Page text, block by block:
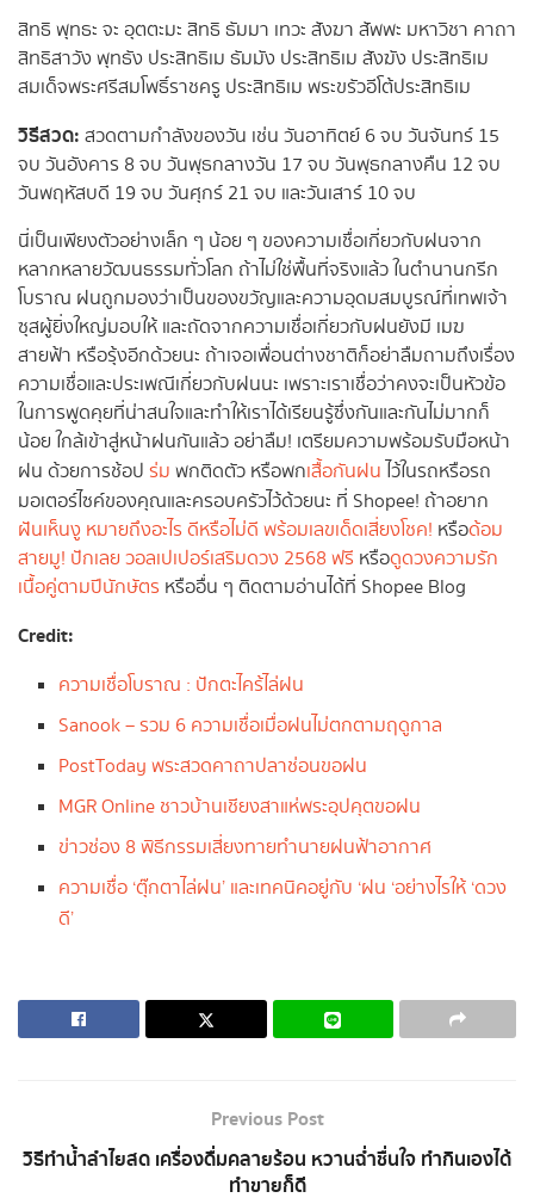
สิทธิ พุทธะ จะ อุตตะมะ สิทธิ ธัมมา เทวะ สังฆา สัพพะ มหาวิชา คาถา
สิทธิสาวัง พุทธัง ประสิทธิเม ธัมมัง ประสิทธิเม สังฆัง ประสิทธิเม
สมเด็จพระศรีสมโพธิ์ราชครู ประสิทธิเม พระขรัวอีโต้ประสิทธิเม
วิธีสวด: สวดตามกำลังของวัน เช่น วันอาทิตย์ 6 จบ วันจันทร์ 15
จบ วันอังคาร 8 จบ วันพุธกลางวัน 17 จบ วันพุธกลางคืน 12 จบ
วันพฤหัสบดี 19 จบ วันศุกร์ 21 จบ และวันเสาร์ 10 จบ
นี่เป็นเพียงตัวอย่างเล็ก ๆ น้อย ๆ ของความเชื่อเกี่ยวกับฝนจาก
หลากหลายวัฒนธรรมทั่วโลก ถ้าไม่ใช่พื้นที่จริงแล้ว ในตำนานกรีก
โบราณ ฝนถูกมองว่าเป็นของขวัญและความอุดมสมบูรณ์ที่เทพเจ้า
ซุสผู้ยิ่งใหญ่มอบให้ และถัดจากความเชื่อเกี่ยวกับฝนยังมี เมฆ
สายฟ้า หรือรุ้งอีกด้วยนะ ถ้าเจอเพื่อนต่างชาติก็อย่าลืมถามถึงเรื่อง
ความเชื่อและประเพณีเกี่ยวกับฝนนะ เพราะเราเชื่อว่าคงจะเป็นหัวข้อ
ในการพูดคุยที่น่าสนใจและทำให้เราได้เรียนรู้ซึ่งกันและกันไม่มากก็
น้อย ใกล้เข้าสู่หน้าฝนกันแล้ว อย่าลืม! เตรียมความพร้อมรับมือหน้า
ฝน ด้วยการช้อป ร่ม พกติดตัว หรือพกเสื้อกันฝน ไว้ในรถหรือรถ
มอเตอร์ไซค์ของคุณและครอบครัวไว้ด้วยนะ ที่ Shopee! ถ้าอยาก
ฝันเห็นงู หมายถึงอะไร ดีหรือไม่ดี พร้อมเลขเด็ดเสี่ยงโชค! หรือด้อม
สายมู! ปักเลย วอลเปเปอร์เสริมดวง 2568 ฟรี หรือดูดวงความรัก
เนื้อคู่ตามปีนักษัตร หรืออื่น ๆ ติดตามอ่านได้ที่ Shopee Blog
Credit:
ความเชื่อโบราณ : ปักตะไคร้ไล่ฝน
Sanook – รวม 6 ความเชื่อเมื่อฝนไม่ตกตามฤดูกาล
PostToday พระสวดคาถาปลาช่อนขอฝน
MGR Online ชาวบ้านเชียงสาแห่พระอุปคุตขอฝน
ข่าวช่อง 8 พิธีกรรมเสี่ยงทายทำนายฝนฟ้าอากาศ
ความเชื่อ ‘ตุ๊กตาไล่ฝน’ และเทคนิคอยู่กับ ‘ฝน ‘อย่างไรให้ ‘ดวง
ดี’
Previous Post
วิธีทำน้ำลำไยสด เครื่องดื่มคลายร้อน หวานฉ่ำชื่นใจ ทำกินเองได้
ทำขายก็ดี